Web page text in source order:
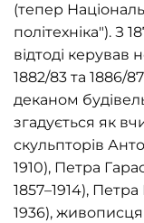
(тепер
політехніка"). З
відтоді керував
1882/83 та 1886/
деканом
згадується як
скульпторів
1910), Петра
1857–1914),
1936), живописця